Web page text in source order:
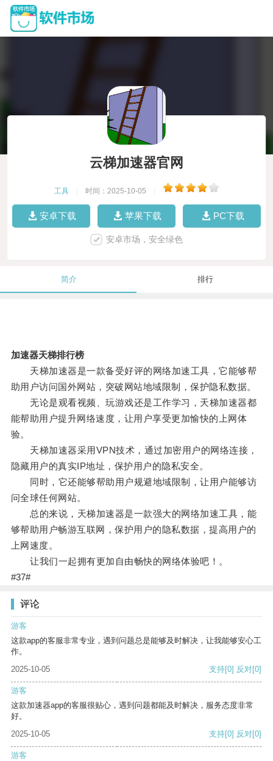
云梯加速器官网
工具 时间：2025-10-05
安卓下载 苹果下载 PC下载
安卓市场，安全绿色
简介 排行
加速器天梯排行榜
天梯加速器是一款备受好评的网络加速工具，它能够帮
助用户访问国外网站，突破网站地域限制，保护隐私数据。
无论是观看视频、玩游戏还是工作学习，天梯加速器都
能帮助用户提升网络速度，让用户享受更加愉快的上网体
验。
天梯加速器采用VPN技术，通过加密用户的网络连接，
隐藏用户的真实IP地址，保护用户的隐私安全。
同时，它还能够帮助用户规避地域限制，让用户能够访
问全球任何网站。
总的来说，天梯加速器是一款强大的网络加速工具，能
够帮助用户畅游互联网，保护用户的隐私数据，提高用户的
上网速度。
让我们一起拥有更加自由畅快的网络体验吧！。
#37#
评论
游客
这款app的客服非常专业，遇到问题总是能够及时解决，让我能够安心工
作。
2025-10-05
支持[0] 反对[0]
游客
这款加速器app的客服很贴心，遇到问题都能及时解决，服务态度非常
好。
2025-10-05
支持[0] 反对[0]
游客